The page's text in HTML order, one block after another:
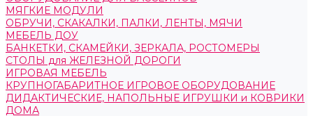
МЯГКИЕ МОДУЛИ
ОБРУЧИ, СКАКАЛКИ, ПАЛКИ, ЛЕНТЫ, МЯЧИ
МЕБЕЛЬ ДОУ
БАНКЕТКИ, СКАМЕЙКИ, ЗЕРКАЛА, РОСТОМЕРЫ
СТОЛЫ для ЖЕЛЕЗНОЙ ДОРОГИ
ИГРОВАЯ МЕБЕЛЬ
КРУПНОГАБАРИТНОЕ ИГРОВОЕ ОБОРУДОВАНИЕ
ДИДАКТИЧЕСКИЕ, НАПОЛЬНЫЕ ИГРУШКИ и КОВРИКИ
ДОМА